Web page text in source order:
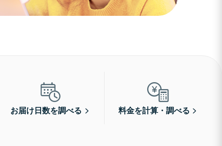
お届け日数を調べる 料金を計算・調べる